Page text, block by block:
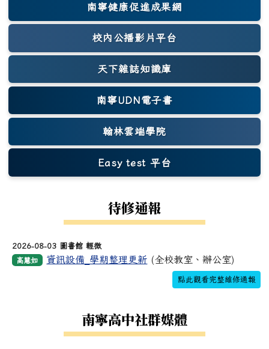
南寧健康促進成果網
(另開新視窗)
校內公播影片平台
天下雜誌知識庫
(另開新視窗)
南寧UDN電子書
翰林雲端學院
Easy test 平台
(另開新視窗)
待修通報
2026-08-03 圖書館 輕微
高慧如 資訊設備_學期整理更新 (全校教室、辦公室)
點此觀看完整維修通報
南寧高中社群媒體